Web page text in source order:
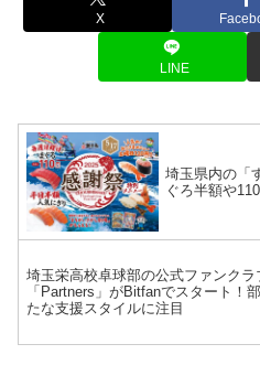
X
LINE
埼玉県内の「
ぐろ半額や
埼玉栄高校卓球部の公式ファンクラ
「Partners」がBitfanでスタート！
たな支援スタイルに注目